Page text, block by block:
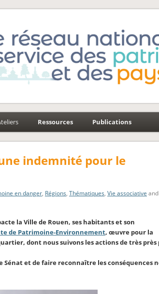
Ressources Publications
indemnité pour le
en danger, Régions, Thématiques, Vie associative
la Ville de Rouen, ses habitants et son
de Patrimoine-Environnement, œuvre pour la
dont nous suivons les actions de très près
et de faire reconnaître les conséquences